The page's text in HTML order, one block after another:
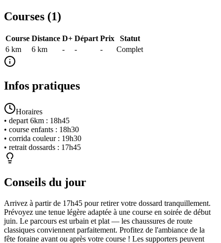
Courses (1)
Course Distance D+ Départ Prix
Statut
6 km
6 km - - - Complet
Infos pratiques
Horaires
• depart 6km : 18h45
• course enfants : 18h30
• corrida couleur: 19h30
• retrait dossards : 17h45
Conseils du jour
Arrivez à partir de 17h45 pour retirer votre dossard tranquillement.
Prévoyez une tenue légère adaptée à une course en soirée de début
juin. Le parcours est urbain et plat — les chaussures de route
classiques conviennent parfaitement. Profitez de l'ambiance de la
fête foraine avant ou après votre course ! Les supporters peuvent